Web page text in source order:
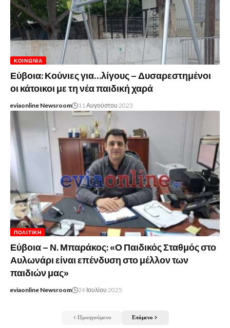
ΚΟΙΝΩΝΊΑ
Εύβοια: Κούνιες για…λίγους – Δυσαρεστημένοι
οι κάτοικοι με τη νέα παιδική χαρά
eviaonline Newsroom 11 Αυγούστου 2023
ΠΟΛΙΤΙΚΉ
Εύβοια – Ν. Μπαράκος: «Ο Παιδικός Σταθμός στο
Αυλωνάρι είναι επένδυση στο μέλλον των
παιδιών μας»
eviaonline Newsroom 24 Ιουλίου 2025
Προηγούμενο Επόμενο